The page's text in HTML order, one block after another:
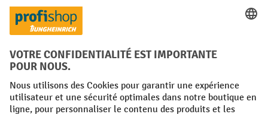
Réseaux sociaux
Facebook
YouTube
LinkedInInstagram
Conditions générales Mentions légales